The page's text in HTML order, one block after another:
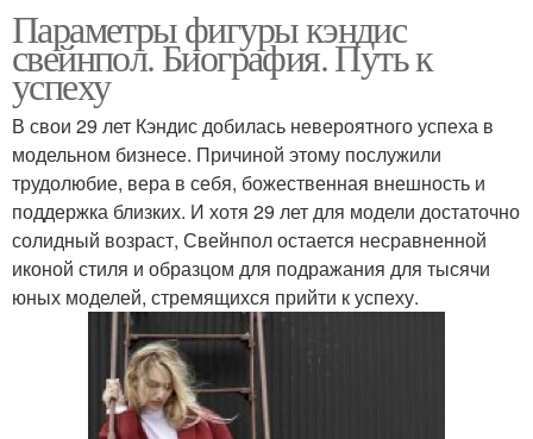
Параметры фигуры кэндис
свейнпол. Биография. Путь к
успеху
В свои 29 лет Кэндис добилась невероятного успеха в
модельном бизнесе. Причиной этому послужили
трудолюбие, вера в себя, божественная внешность и
поддержка близких. И хотя 29 лет для модели достаточно
солидный возраст, Свейнпол остается несравненной
иконой стиля и образцом для подражания для тысячи
юных моделей, стремящихся прийти к успеху.